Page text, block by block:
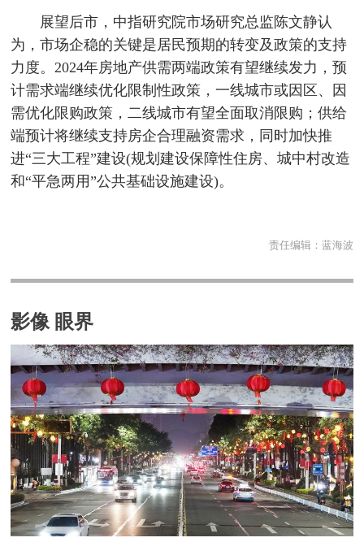
展望后市，中指研究院市场研究总监陈文静认
为，市场企稳的关键是居民预期的转变及政策的支持
力度。2024年房地产供需两端政策有望继续发力，预
计需求端继续优化限制性政策，一线城市或因区、因
需优化限购政策，二线城市有望全面取消限购；供给
端预计将继续支持房企合理融资需求，同时加快推
进“三大工程”建设(规划建设保障性住房、城中村改造
和“平急两用”公共基础设施建设)。
责任编辑： 蓝海波
影像 眼界